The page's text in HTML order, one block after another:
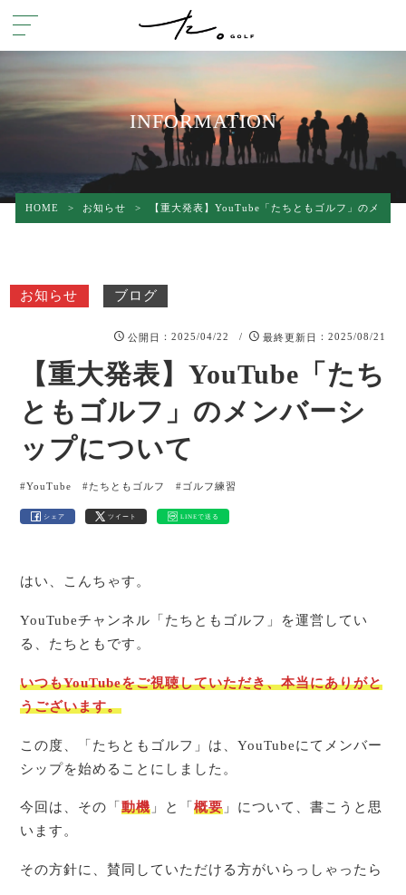
INFORMATION
HOME > お知らせ > 【重大発表】YouTube「たちともゴルフ」のメン
お知らせ ブログ
公開日 ：2025/04/22 / 最終更新日 ：2025/08/21
【重大発表】YouTube「たち
ともゴルフ」のメンバーシ
ップについて
#YouTube #たちともゴルフ #ゴルフ練習
シェア ツイート LINEで送る
はい、こんちゃす。
YouTubeチャンネル「たちともゴルフ」を運営してい
る、たちともです。
いつもYouTubeをご視聴していただき、本当にありがと
うございます。
この度、「たちともゴルフ」は、YouTubeにてメンバー
シップを始めることにしました。
今回は、その「動機 」と「概要 」について、書こうと思
います。
その方針に、賛同していただける方がいらっしゃったら